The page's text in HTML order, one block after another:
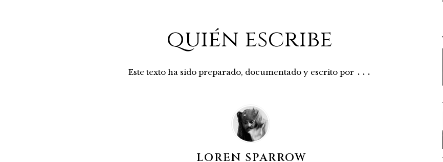
quién escribe
Este texto ha sido preparado, documentado y escrito por ...
LOREN SPARROW